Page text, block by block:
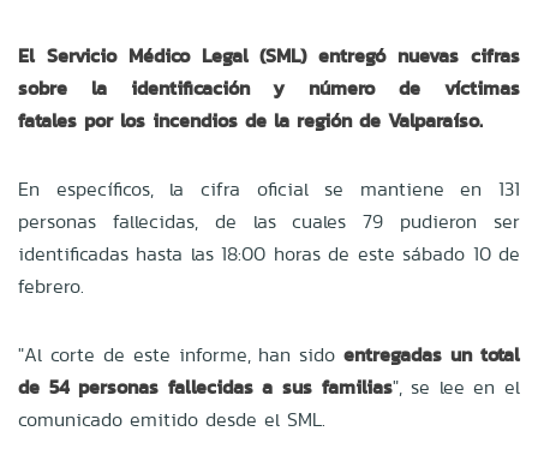
El Servicio Médico Legal (SML) entregó nuevas cifras
sobre la identificación y número de víctimas
fatales por los incendios de la región de Valparaíso.
En específicos, la cifra oficial se mantiene en 131
personas fallecidas, de las cuales 79 pudieron ser
identificadas hasta las 18:00 horas de este sábado 10 de
febrero.
"Al corte de este informe, han sidoentregadas un total
de 54 personas fallecidas a sus familias", se lee en el
comunicado emitido desde el SML.